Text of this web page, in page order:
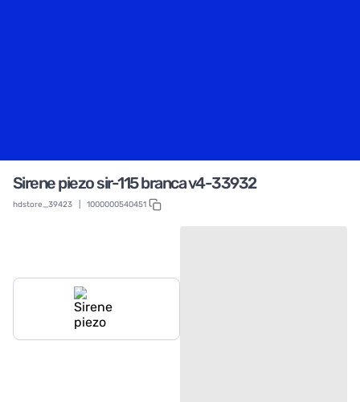
Sirene piezo sir-115 branca v4-33932
hdstore_39423 1000000540451